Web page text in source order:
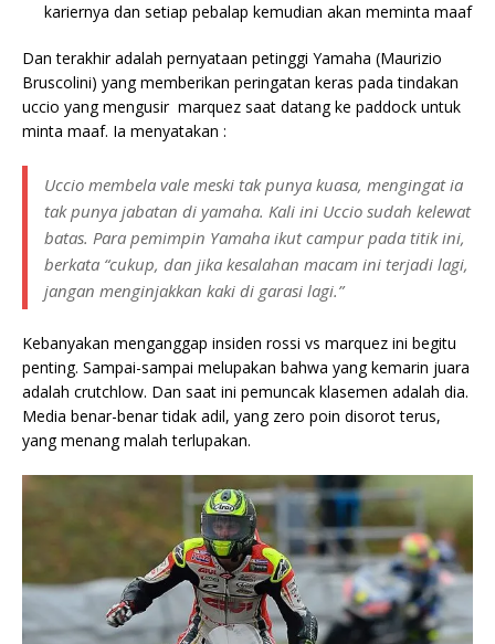
kariernya dan setiap pebalap kemudian akan meminta maaf
Dan terakhir adalah pernyataan petinggi Yamaha (Maurizio
Bruscolini) yang memberikan peringatan keras pada tindakan
uccio yang mengusir marquez saat datang ke paddock untuk
minta maaf. Ia menyatakan :
Uccio membela vale meski tak punya kuasa, mengingat ia
tak punya jabatan di yamaha. Kali ini Uccio sudah kelewat
batas. Para pemimpin Yamaha ikut campur pada titik ini,
berkata “cukup, dan jika kesalahan macam ini terjadi lagi,
jangan menginjakkan kaki di garasi lagi.”
Kebanyakan menganggap insiden rossi vs marquez ini begitu
penting. Sampai-sampai melupakan bahwa yang kemarin juara
adalah crutchlow. Dan saat ini pemuncak klasemen adalah dia.
Media benar-benar tidak adil, yang zero poin disorot terus,
yang menang malah terlupakan.